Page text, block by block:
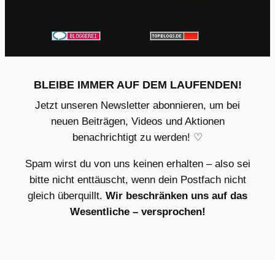
BLEIBE IMMER AUF DEM LAUFENDEN!
Jetzt unseren Newsletter abonnieren, um bei
neuen Beiträgen, Videos und Aktionen
benachrichtigt zu werden! ♡
Spam wirst du von uns keinen erhalten – also sei
bitte nicht enttäuscht, wenn dein Postfach nicht
gleich überquillt. Wir beschränken uns auf das
Wesentliche – versprochen!